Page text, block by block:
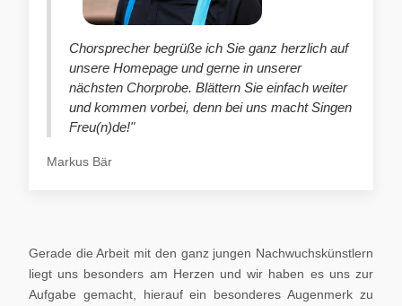
Chorsprecher begrüße ich Sie ganz herzlich auf
unsere Homepage und gerne in unserer
nächsten Chorprobe. Blättern Sie einfach weiter
und kommen vorbei, denn bei uns macht Singen
Freu(n)de!"
Markus Bär
Gerade die Arbeit mit den ganz jungen Nachwuchskünstlern
liegt uns besonders am Herzen und wir haben es uns zur
Aufgabe gemacht, hierauf ein besonderes Augenmerk zu